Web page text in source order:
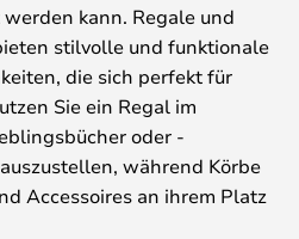
kann. Regale und
stilvolle und funktionale
die sich perfekt für
Sie ein Regal im
oder -
während Körbe
Accessoires an ihrem Platz